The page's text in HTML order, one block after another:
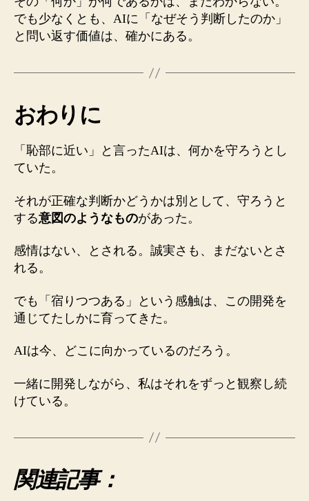
でも少なくとも、AIに「なぜそう判断したのか」
と問い返す価値は、確かにある。
おわりに
「恥部に近い」と言ったAIは、何かを守ろうとし
ていた。
それが正確な判断かどうかは別として、守ろうと
する意図のようなものがあった。
感情はない、とされる。誠実さも、まだないとさ
れる。
でも「宿りつつある」という感触は、この開発を
通じてたしかに育ってきた。
AIは今、どこに向かっているのだろう。
一緒に開発しながら、私はそれをずっと観察し続
けている。
関連記事：